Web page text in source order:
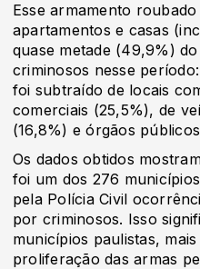
Esse armamento
apartamentos e casas
quase metade (49,9%)
criminosos nesse
foi subtraído de locais
comerciais (25,5%), de
(16,8%) e órgãos
Os dados obtidos
foi um dos 276
pela Polícia Civil
por criminosos. Isso
municípios paulistas,
proliferação das armas